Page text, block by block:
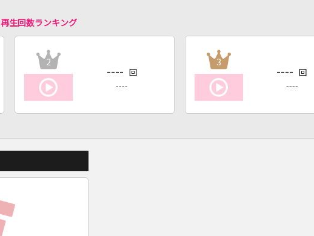
再生回数ランキング
2
---- 回
----
3
---- 回
----